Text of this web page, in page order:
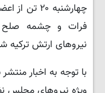
فرات و چشمه صلح
نیروهای ارتش ترکیه